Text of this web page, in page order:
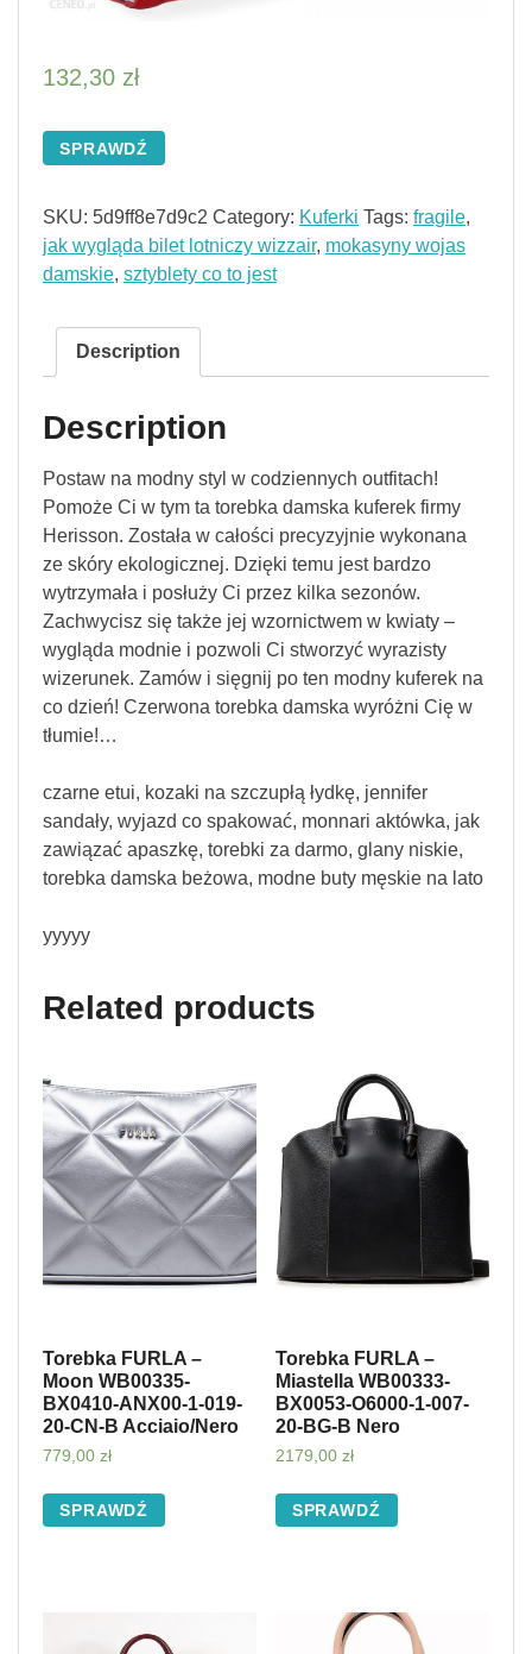
132,30 zł
SPRAWDŹ
SKU: 5d9ff8e7d9c2 Category: Kuferki Tags: fragile,
jak wygląda bilet lotniczy wizzair, mokasyny wojas
damskie, sztyblety co to jest
Description
Description
Postaw na modny styl w codziennych outfitach!
Pomoże Ci w tym ta torebka damska kuferek firmy
Herisson. Została w całości precyzyjnie wykonana
ze skóry ekologicznej. Dzięki temu jest bardzo
wytrzymała i posłuży Ci przez kilka sezonów.
Zachwycisz się także jej wzornictwem w kwiaty –
wygląda modnie i pozwoli Ci stworzyć wyrazisty
wizerunek. Zamów i sięgnij po ten modny kuferek na
co dzień! Czerwona torebka damska wyróżni Cię w
tłumie!…
czarne etui, kozaki na szczupłą łydkę, jennifer
sandały, wyjazd co spakować, monnari aktówka, jak
zawiązać apaszkę, torebki za darmo, glany niskie,
torebka damska beżowa, modne buty męskie na lato
yyyyy
Related products
Torebka FURLA –
Moon WB00335-
BX0410-ANX00-1-019-
20-CN-B Acciaio/Nero
779,00 zł
SPRAWDŹ
Torebka FURLA –
Miastella WB00333-
BX0053-O6000-1-007-
20-BG-B Nero
2179,00 zł
SPRAWDŹ